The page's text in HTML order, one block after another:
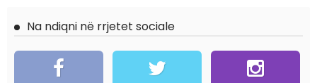
Na ndiqni në rrjetet sociale